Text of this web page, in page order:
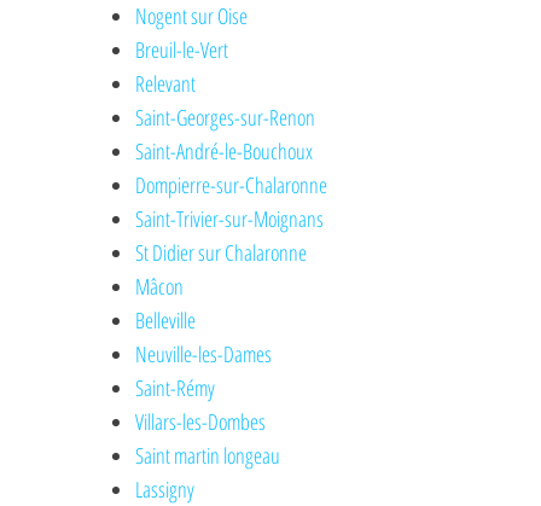
Nogent sur Oise
Breuil-le-Vert
Relevant
Saint-Georges-sur-Renon
Saint-André-le-Bouchoux
Dompierre-sur-Chalaronne
Saint-Trivier-sur-Moignans
St Didier sur Chalaronne
Mâcon
Belleville
Neuville-les-Dames
Saint-Rémy
Villars-les-Dombes
Saint martin longeau
Lassigny